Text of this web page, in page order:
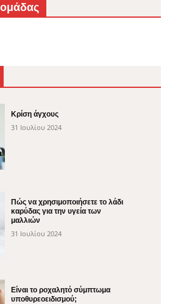
Κρίση άγχους
31 Ιουλίου 2024
Πώς να χρησιμοποιήσετε το λάδι
καρύδας για την υγεία των
μαλλιών
31 Ιουλίου 2024
Είναι το ροχαλητό σύμπτωμα
υποθυρεοειδισμού;